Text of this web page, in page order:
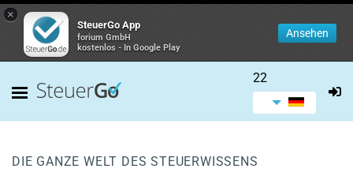
×
SteuerGo App
forium GmbH
kostenlos - In Google Play
Ansehen
22
DIE GANZE WELT DES STEUERWISSENS